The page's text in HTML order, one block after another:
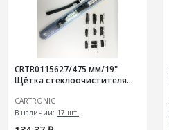
CRTR0115627/475 мм/19"
Щётка стеклоочистителя
Крючок/
CARTRONIC
В наличии: 17 шт.